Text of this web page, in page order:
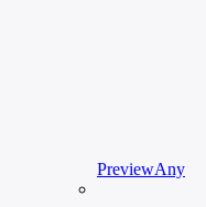
PreviewAny